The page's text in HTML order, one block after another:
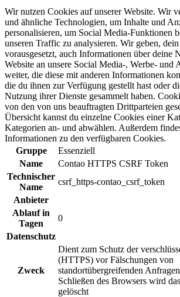
Wir nutzen Cookies auf unserer Website. Wir
und ähnliche Technologien, um Inhalte und
personalisieren, um Social Media-Funktionen
unseren Traffic zu analysieren. Wir geben,
vorausgesetzt, auch Informationen über deine
Website an unsere Social Media-, Werbe- und
weiter, die diese mit anderen Informationen
die du ihnen zur Verfügung gestellt hast oder
Nutzung ihrer Dienste gesammelt haben.
von den von uns beauftragten Drittparteien
Übersicht kannst du einzelne Cookies einer
Kategorien an- und abwählen. Außerdem
Informationen zu den verfügbaren Cookies.
Gruppe
Essenziell
Name
Contao HTTPS CSRF Token
Technischer
Name
csrf_https-contao_csrf_token
Anbieter
Ablauf in
Tagen
0
Datenschutz
Zweck
Dient zum Schutz der
(HTTPS) vor Fälschungen von
standortübergreifenden
Schließen des Browsers wird
gelöscht